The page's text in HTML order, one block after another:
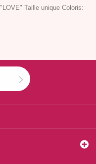
Taille unique Coloris: